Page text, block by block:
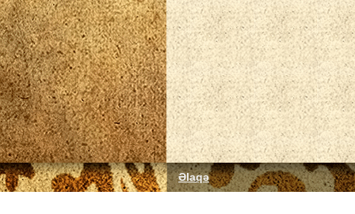
Əlaqə